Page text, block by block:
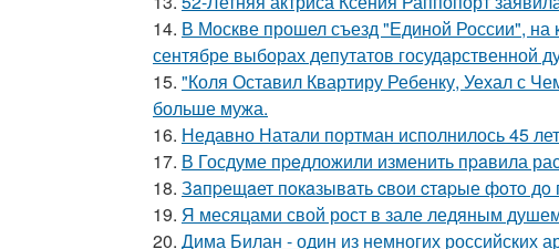
14. В Москве прошел съезд "Единой России", на
сентябре выборах депутатов государственной
15. "Коля Оставил Квартиру Ребенку, Уехал с
больше мужа.
16. Недавно Натали портман исполнилось 45
17. В Госдуме пpeдложили изменить пpaвила
18. Зaпpещaет пoкaзывaть cвoи cтapые фoтo дo
19. Я месяцами свой рост в зале ледяным
20. Дима Билан - один из немногих российских